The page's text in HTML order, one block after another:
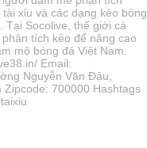
xỉu và các dạng kèo bóng
Socolive, thế giới cá
tích kèo để nâng cao
mộ bóng đá Việt Nam.
Email:
Nguyễn Văn Đậu,
700000 Hashtags